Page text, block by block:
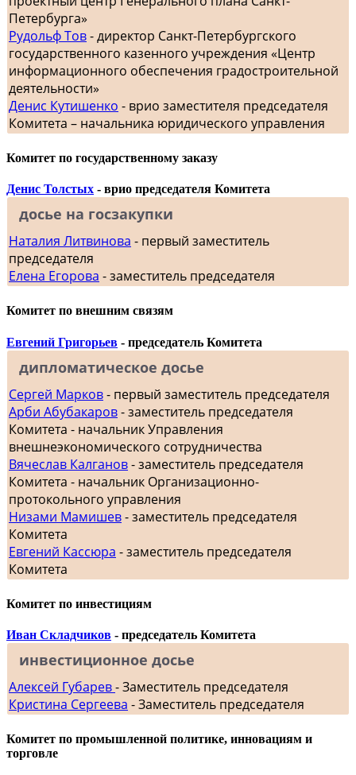
Петербурга»
Рудольф Тов- директор Санкт-Петербургского
государственного казенного учреждения «Центр
информационного обеспечения градостроительной
деятельности»
Денис Кутишенко - врио заместителя председателя
Комитета – начальника юридического управления
Комитет по государственному заказу
Денис Толстых - врио председателя Комитета
досье на госзакупки
Наталия Литвинова - первый заместитель
председателя
Елена Егорова - заместитель председателя
Комитет по внешним связям
Евгений Григорьев - председатель Комитета
дипломатическое досье
Сергей Марков- первый заместитель председателя
Арби Абубакаров- заместитель председателя
Комитета - начальник Управления
внешнеэкономического сотрудничества
Вячеслав Калганов- заместитель председателя
Комитета - начальник Организационно-
протокольного управления
Низами Мамишев- заместитель председателя
Комитета
Евгений Кассюра - заместитель председателя
Комитета
Комитет по инвестициям
Иван Складчиков - председатель Комитета
инвестиционное досье
Алексей Губарев- Заместитель председателя
Кристина Сергеева - Заместитель председателя
Комитет по промышленной политике, инновациям и
торговле